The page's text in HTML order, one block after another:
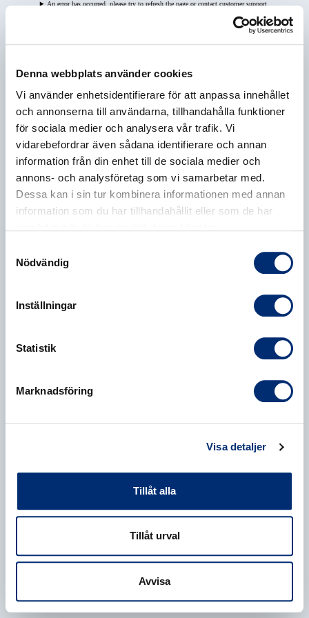
Denna webbplats använder cookies
Vi använder enhetsidentifierare för att anpassa innehållet
och annonserna till användarna, tillhandahålla funktioner
för sociala medier och analysera vår trafik. Vi
vidarebefordrar även sådana identifierare och annan
information från din enhet till de sociala medier och
annons- och analysföretag som vi samarbetar med.
Dessa kan i sin tur kombinera informationen med annan
information som du har tillhandahållit eller som de har
Nödvändig
Inställningar
Statistik
Marknadsföring
Visa detaljer
Tillåt alla
Tillåt urval
Avvisa
An error has occurred, please try to refresh the page or contact customer support.